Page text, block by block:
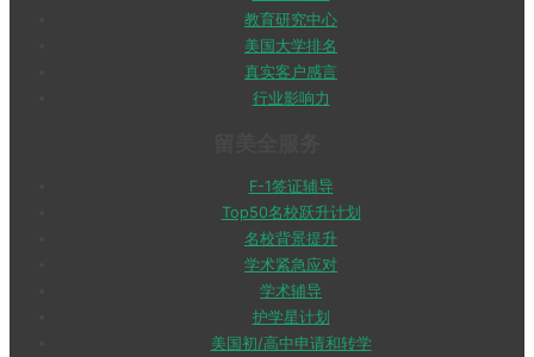
教育研究中心
美国大学排名
真实客户感言
行业影响力
F-1签证辅导
Top50名校跃升计划
名校背景提升
学术紧急应对
学术辅导
护学星计划
美国初/高中申请和转学